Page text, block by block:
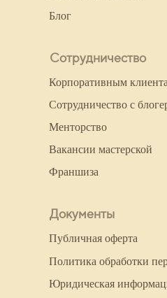
Блог
Сотрудничество
Корпоративным
Сотрудничество с
Менторство
Вакансии мастерской
Франшиза
Документы
Публичная оферта
Политика обработки
Юридическая